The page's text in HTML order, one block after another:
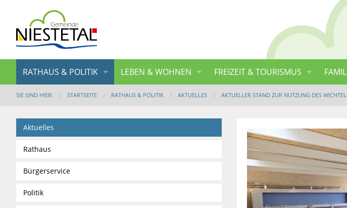
RATHAUS & POLITIK LEBEN & WOHNEN FREIZEIT & TOURISMUS
SIE SIND HIER: STARTSEITE RATHAUS & POLITIK AKTUELLES AKTUELLER STAND ZUR NUTZUNG DES
Aktuelles
Rathaus
Bürgerservice
Politik